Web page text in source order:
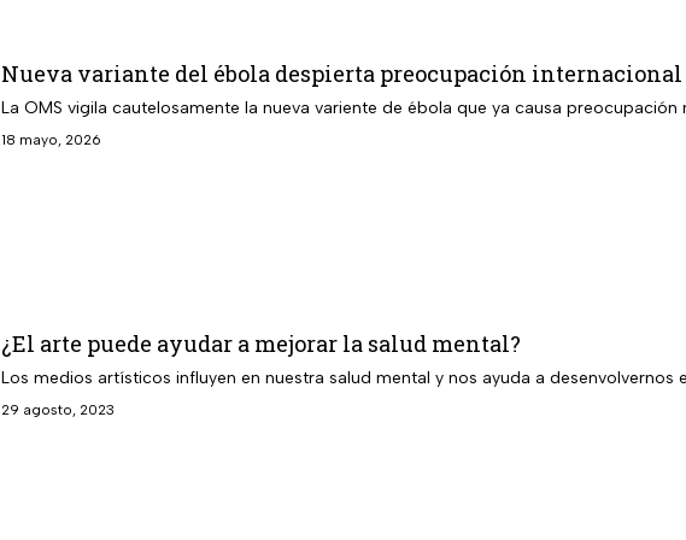
Nueva variante del ébola despierta preocupación internacional
La OMS vigila cautelosamente la nueva variente de ébola que ya causa preocupación
18 mayo, 2026
¿El arte puede ayudar a mejorar la salud mental?
Los medios artísticos influyen en nuestra salud mental y nos ayuda a desenvolvernos
29 agosto, 2023